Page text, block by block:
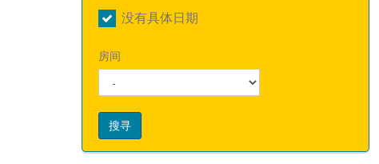
没有具体日期
房间
搜寻